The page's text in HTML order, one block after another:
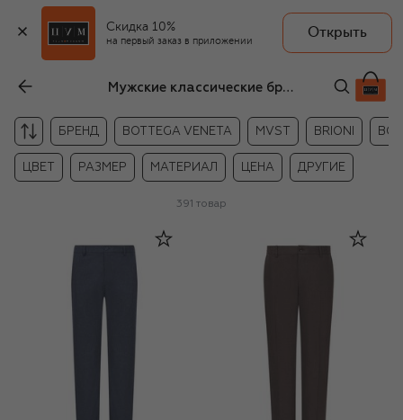
Скидка 10%
на первый заказ в приложении
Открыть
Мужские классические брюки
БРЕНД BOTTEGA VENETA MVST BRIONI
ЦВЕТ РАЗМЕР МАТЕРИАЛ ЦЕНА ДРУГИЕ
391 товар